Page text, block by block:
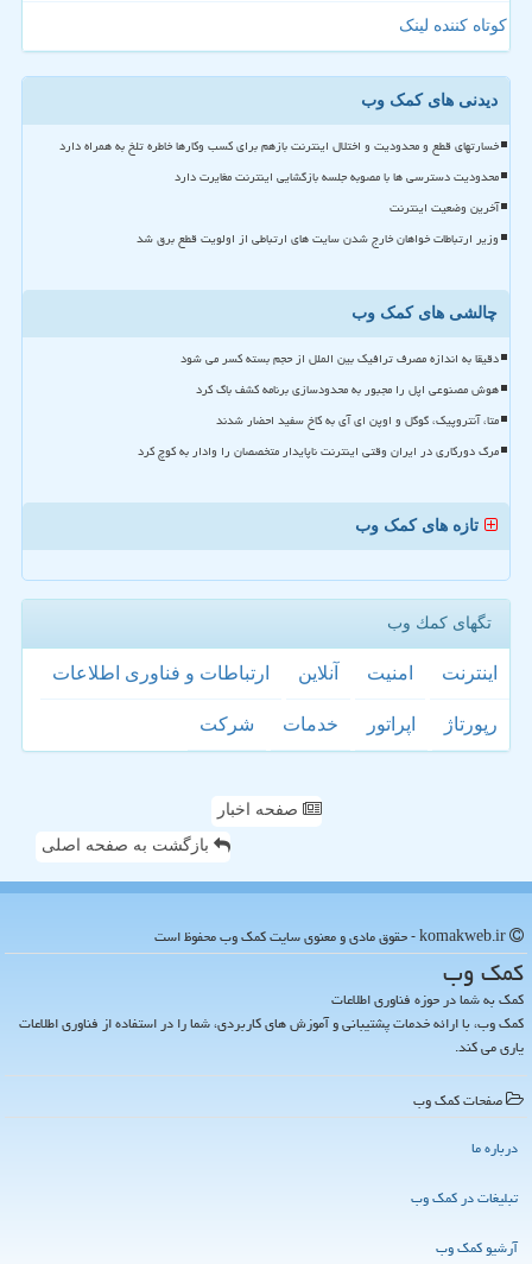
کوتاه کننده لینک
دیدنی های کمک وب
خسارتهای قطع و محدودیت و اختلال اینترنت بازهم برای کسب وکارها خاطره تلخ به همراه دارد
محدودیت دسترسی ها با مصوبه جلسه بازگشایی اینترنت مغایرت دارد
آخرین وضعیت اینترنت
وزیر ارتباطات خواهان خارج شدن سایت های ارتباطی از اولویت قطع برق شد
چالشی های کمک وب
دقیقا به اندازه مصرف ترافیک بین الملل از حجم بسته کسر می شود
هوش مصنوعی اپل را مجبور به محدودسازی برنامه کشف باگ کرد
متا، آنتروپیک، گوگل و اوپن ای آی به کاخ سفید احضار شدند
مرگ دورکاری در ایران وقتی اینترنت ناپایدار متخصصان را وادار به کوچ کرد
تازه های کمک وب
تگهای كمك وب
اینترنت امنیت آنلاین ارتباطات و فناوری اطلاعات
رپورتاژ اپراتور خدمات شركت
صفحه اخبار
بازگشت به صفحه اصلی
كمك وب
کمک به شما در حوزه فناوری اطلاعات
کمک وب، با ارائه خدمات پشتیبانی و آموزش های کاربردی، شما را در استفاده از فناوری اطلاعات
یاری می کند.
صفحات كمك وب
درباره ما
تبلیغات در كمك وب
آرشیو كمك وب